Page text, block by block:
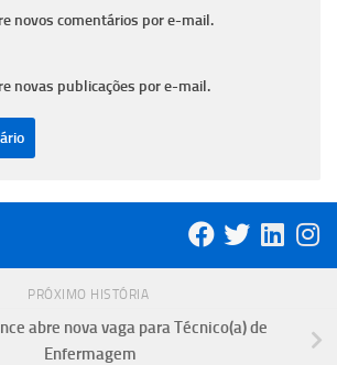
novos comentários por e-mail.
novas publicações por e-mail.
PRÓXIMO HISTÓRIA
abre nova vaga para Técnico(a) de
Enfermagem